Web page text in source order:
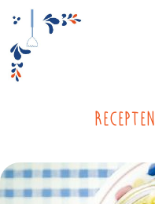
Recepten